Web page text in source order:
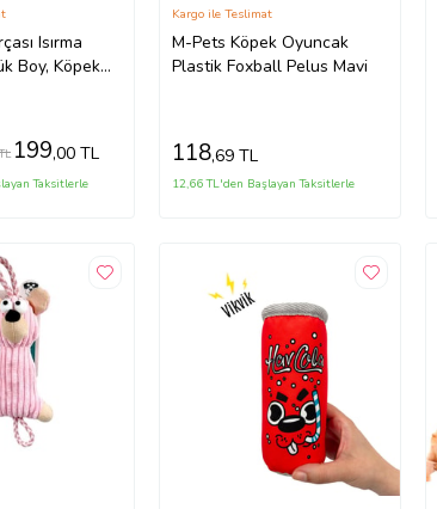
Isırma
Boy, Köpek
199,00 TL
Taksitlerle
M-Pets Köpek Oyuncak
Plastik Foxball Pelus Mavi
Kargo ile Teslimat
118,69 TL
12,66 TL'den Başlayan Taksitlerle